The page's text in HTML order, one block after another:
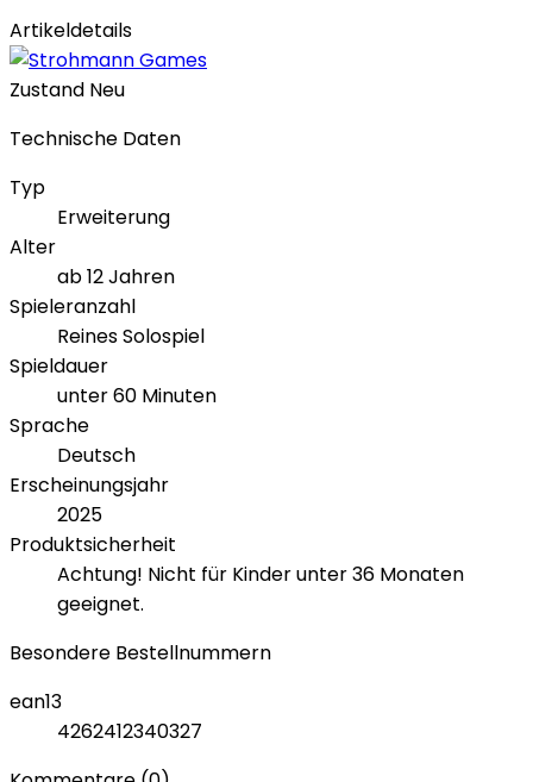
Artikeldetails
Zustand Neu
Technische Daten
Typ
Erweiterung
Alter
ab 12 Jahren
Spieleranzahl
Reines Solospiel
Spieldauer
unter 60 Minuten
Sprache
Deutsch
Erscheinungsjahr
2025
Produktsicherheit
Achtung! Nicht für Kinder unter 36 Monaten
geeignet.
Besondere Bestellnummern
ean13
4262412340327